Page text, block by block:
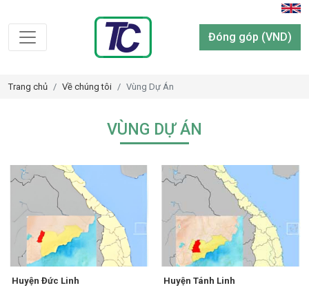
Đóng góp (VND)
Trang chủ Về chúng tôi Vùng Dự Án
VÙNG DỰ ÁN
Huyện Đức Linh
Huyện Tánh Linh